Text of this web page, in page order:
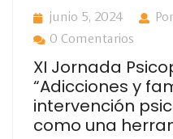
junio 5, 2024
0 Comentarios
XI Jornada
“Adicciones y
intervención
como una